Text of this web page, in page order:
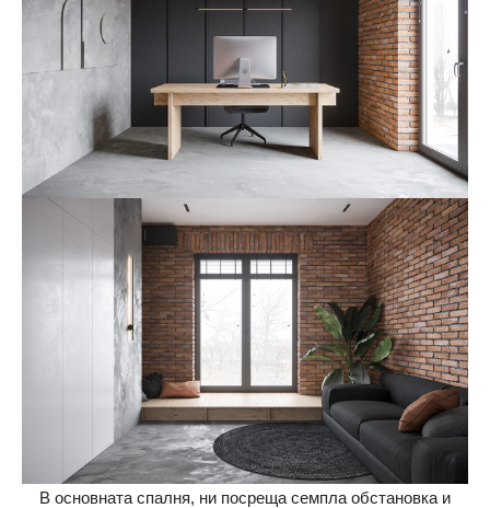
В основната спалня, ни посреща семпла обстановка и